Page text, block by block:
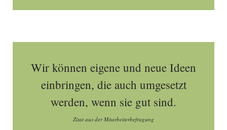
Wir können eigene und neue Ideen
einbringen, die auch umgesetzt
werden, wenn sie gut sind.
Zitat aus der Mitarbeiterbefragung